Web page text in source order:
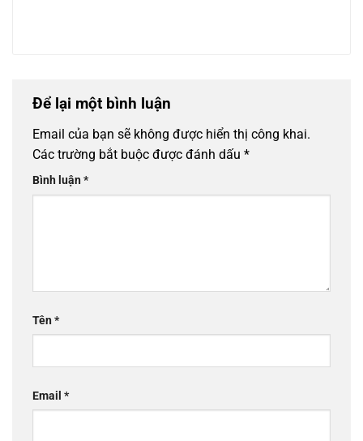
Để lại một bình luận
Email của bạn sẽ không được hiển thị công khai.
Các trường bắt buộc được đánh dấu *
Bình luận*
Tên*
Email *